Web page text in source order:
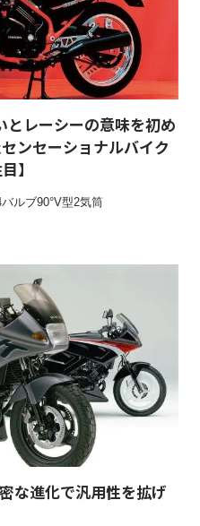
レーシーの意味を初め
ンセーショナルバイク
】
ルブ90°V型2気筒
な進化で汎用性を拡げ